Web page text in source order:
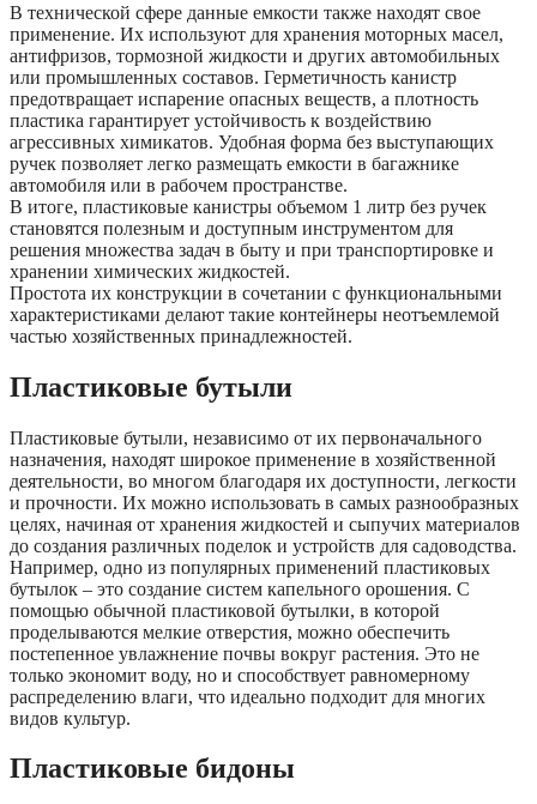
В технической сфере данные емкости также находят свое
применение. Их используют для хранения моторных масел,
антифризов, тормозной жидкости и других автомобильных
или промышленных составов. Герметичность канистр
предотвращает испарение опасных веществ, а плотность
пластика гарантирует устойчивость к воздействию
агрессивных химикатов. Удобная форма без выступающих
ручек позволяет легко размещать емкости в багажнике
автомобиля или в рабочем пространстве.
В итоге, пластиковые канистры объемом 1 литр без ручек
становятся полезным и доступным инструментом для
решения множества задач в быту и при транспортировке и
хранении химических жидкостей.
Простота их конструкции в сочетании с функциональными
характеристиками делают такие контейнеры неотъемлемой
частью хозяйственных принадлежностей.
Пластиковые бутыли
Пластиковые бутыли, независимо от их первоначального
назначения, находят широкое применение в хозяйственной
деятельности, во многом благодаря их доступности, легкости
и прочности. Их можно использовать в самых разнообразных
целях, начиная от хранения жидкостей и сыпучих материалов
до создания различных поделок и устройств для садоводства.
Например, одно из популярных применений пластиковых
бутылок – это создание систем капельного орошения. С
помощью обычной пластиковой бутылки, в которой
проделываются мелкие отверстия, можно обеспечить
постепенное увлажнение почвы вокруг растения. Это не
только экономит воду, но и способствует равномерному
распределению влаги, что идеально подходит для многих
видов культур.
Пластиковые бидоны